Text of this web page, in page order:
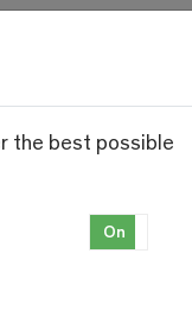
the best possible
On